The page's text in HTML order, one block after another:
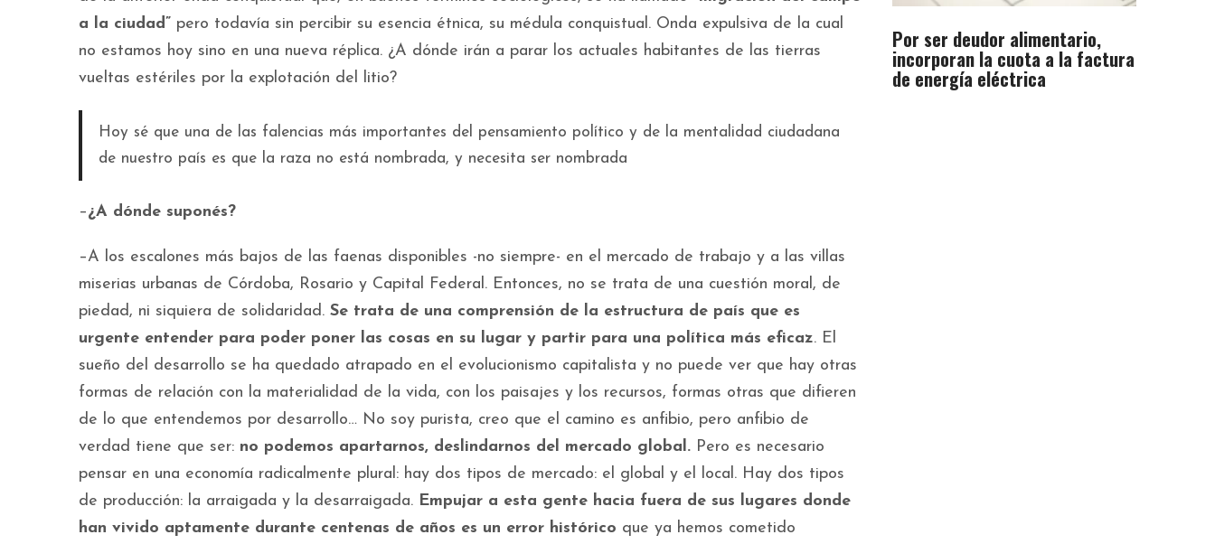
a la ciudad” pero todavía sin percibir su esencia étnica, su médula conquistual. Onda expulsiva de la cual
no estamos hoy sino en una nueva réplica. ¿A dónde irán a parar los actuales habitantes de las tierras
vueltas estériles por la explotación del litio?
Hoy sé que una de las falencias más importantes del pensamiento político y de la mentalidad ciudadana
de nuestro país es que la raza no está nombrada, y necesita ser nombrada
–¿A dónde suponés?
–A los escalones más bajos de las faenas disponibles -no siempre- en el mercado de trabajo y a las villas
miserias urbanas de Córdoba, Rosario y Capital Federal. Entonces, no se trata de una cuestión moral, de
piedad, ni siquiera de solidaridad. Se trata de una comprensión de la estructura de país que es
urgente entender para poder poner las cosas en su lugar y partir para una política más eficaz. El
sueño del desarrollo se ha quedado atrapado en el evolucionismo capitalista y no puede ver que hay otras
formas de relación con la materialidad de la vida, con los paisajes y los recursos, formas otras que difieren
de lo que entendemos por desarrollo… No soy purista, creo que el camino es anfibio, pero anfibio de
verdad tiene que ser: no podemos apartarnos, deslindarnos del mercado global. Pero es necesario
pensar en una economía radicalmente plural: hay dos tipos de mercado: el global y el local. Hay dos tipos
de producción: la arraigada y la desarraigada. Empujar a esta gente hacia fuera de sus lugares donde
han vivido aptamente durante centenas de años es un error histórico que ya hemos cometido
Por ser deudor alimentario,
incorporan la cuota a la factura
de energía eléctrica